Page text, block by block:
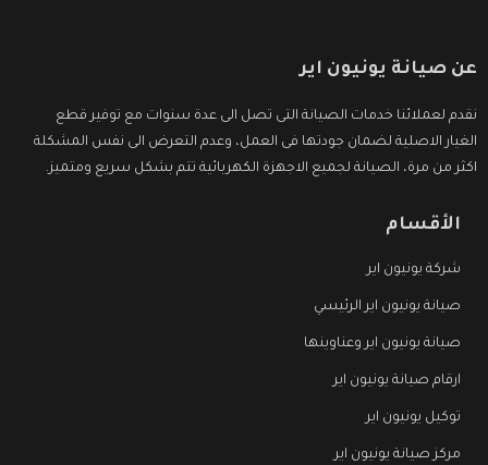
عن صيانة يونيون اير
نقدم لعملائنا خدمات الصيانة التى تصل الى عدة سنوات مع توفير قطع
الغيار الاصلية لضمان جودتها فى العمل، وعدم التعرض الى نفس المشكلة
اكثر من مرة، الصيانة لجميع الاجهزة الكهربائية تتم بشكل سريع ومتميز.
الأقسام
شركة يونيون اير
صيانة يونيون اير الرئيسي
صيانة يونيون اير وعناوينها
ارقام صيانة يونيون اير
توكيل يونيون اير
مركز صيانة يونيون اير